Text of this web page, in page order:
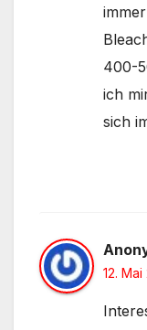
400-
ich
sich
12.